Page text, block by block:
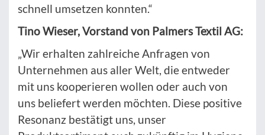
schnell umsetzen konnten.“
Tino Wieser, Vorstand von Palmers Textil AG:
„Wir erhalten zahlreiche Anfragen von
Unternehmen aus aller Welt, die entweder
mit uns kooperieren wollen oder auch von
uns beliefert werden möchten. Diese positive
Resonanz bestätigt uns, unser